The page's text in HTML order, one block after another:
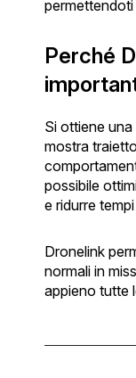
Perché
Si ottiene
mostra
possibile
e ridurre
Dronelink
normali in
appieno tutte